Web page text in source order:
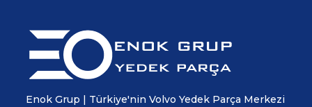
Enok Grup | Türkiye'nin Volvo Yedek Parça Merkezi